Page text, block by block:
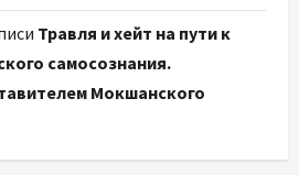
Травля и хейт на пути к
самосознания.
Мокшанского